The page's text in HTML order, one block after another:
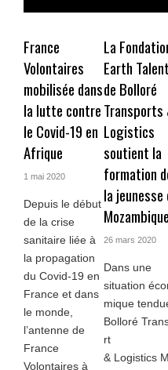
France
Volontaires
mobilisée dans
la lutte contre
le Covid-19 en
Afrique
1 mai 2020
Depuis le début
de la crise
sanitaire liée à
la propagation
du Covid-19 en
France et dans
le monde,
l’antenne de
France
Volontaires à
La
Earth Talent
de Bolloré
Transports
Logistics
soutient la
formation
la jeunesse
Mozambique
26 mars 2020
Dans une
situation
mique
Bolloré
rt
& Logistics